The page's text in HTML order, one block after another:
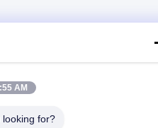
AM
looking for?